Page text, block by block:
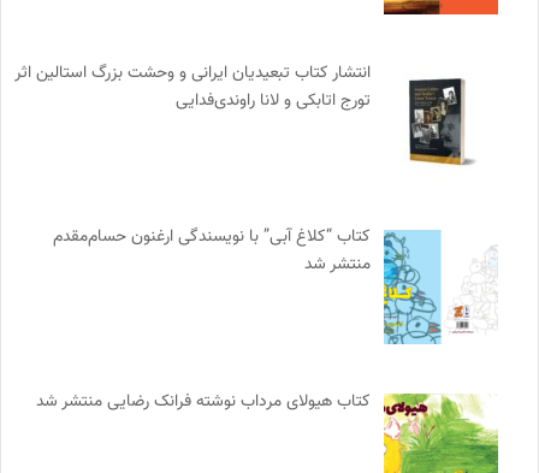
انتشار کتاب تبعیدیان ایرانی و وحشت بزرگ استالین اثر
تورج اتابکی و لانا راوندی‌فدایی
کتاب “کلاغ آبی” با نویسندگی ارغنون حسام‌مقدم
منتشر شد
کتاب هیولای مرداب نوشته فرانک رضایی منتشر شد